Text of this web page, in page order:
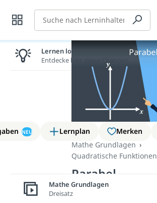
Suche
NEU Lernplan Merken
Mathe Grundlagen
Quadratische Funktionen
Parabel
Lernen lohnt sich!
Entdecke hier deine Chancen.
Mathe Grundlagen
Dreisatz